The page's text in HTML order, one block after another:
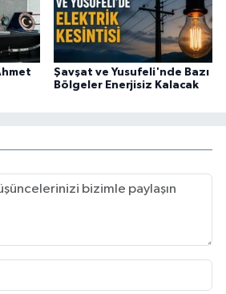
Şavşat ve Yusufeli'nde Bazı
Bölgeler Enerjisiz Kalacak